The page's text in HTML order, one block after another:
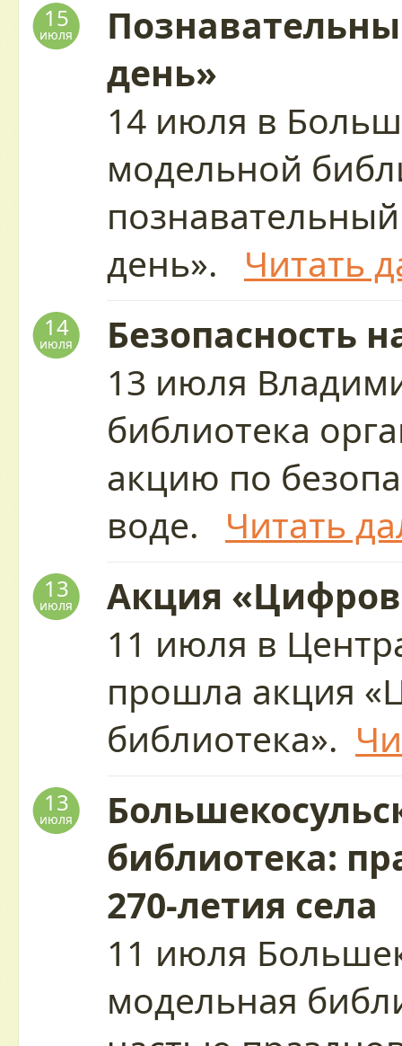
15
июля
день»
14 июля в
модельной
день». Читать
14
июля
Безопасность
13 июля
библиотека
акцию по
воде. Читать
13
июля
Акция
11 июля в
прошла акция
библиотека».
13
июля
библиотека:
270-летия села
11 июля
модельная